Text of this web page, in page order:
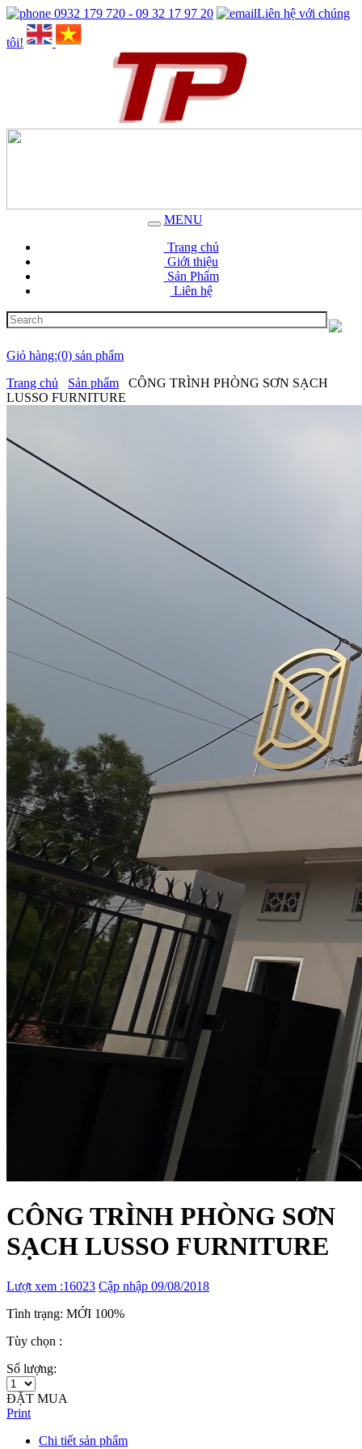
0932 179 720 - 09 32 17 97 20 Liên hệ với chúng
tôi!
MENU
Trang chủ
Giới thiệu
Sản Phẩm
Liên hệ
Giỏ hàng:(0) sản phẩm
Trang chủ
Sản phẩm
CÔNG TRÌNH PHÒNG SƠN SẠCH
LUSSO FURNITURE
CÔNG TRÌNH PHÒNG SƠN
SẠCH LUSSO FURNITURE
Lượt xem :16023 Cập nhập 09/08/2018
Tình trạng: MỚI 100%
Tùy chọn :
Số lượng:
ĐẶT MUA
Print
Chi tiết sản phẩm